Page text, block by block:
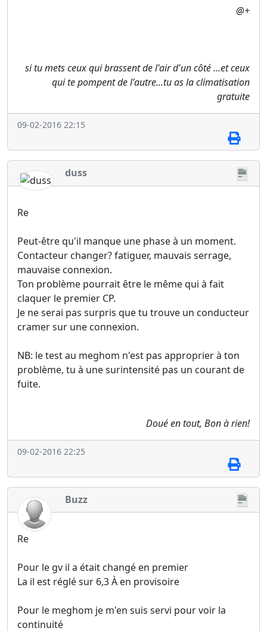
@+
si tu mets ceux qui brassent de l'air d'un côté ...et ceux
qui te pompent de l'autre...tu as la climatisation
gratuite
09-02-2016 22:15
duss
Re
Peut-être qu'il manque une phase à un moment.
Contacteur changer? fatiguer, mauvais serrage,
mauvaise connexion.
Ton problème pourrait être le même qui à fait
claquer le premier CP.
Je ne serai pas surpris que tu trouve un conducteur
cramer sur une connexion.
NB: le test au meghom n'est pas approprier à ton
problème, tu à une surintensité pas un courant de
fuite.
Doué en tout, Bon à rien!
09-02-2016 22:25
Buzz
Re
Pour le gv il a était changé en premier
La il est réglé sur 6,3 À en provisoire
Pour le meghom je m'en suis servi pour voir la
continuité